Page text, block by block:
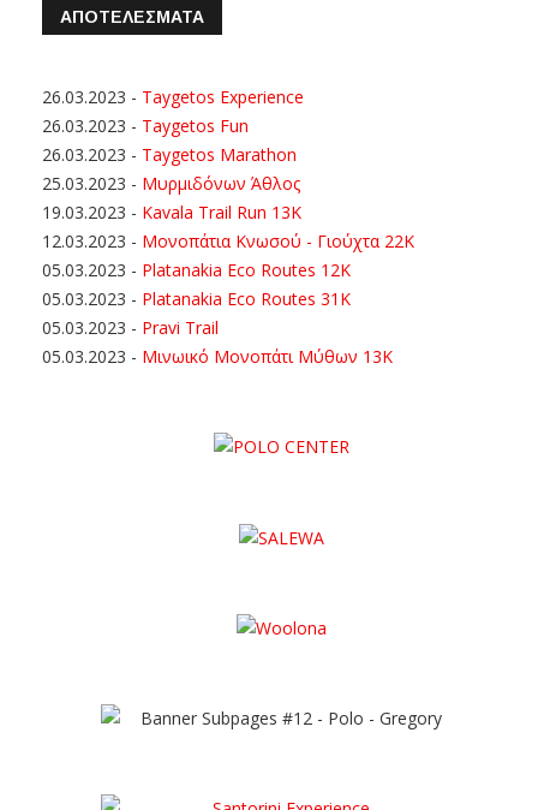
ΑΠΟΤΕΛΕΣΜΑΤΑ
26.03.2023 - Taygetos Experience
26.03.2023 - Taygetos Fun
26.03.2023 - Taygetos Marathon
25.03.2023 - Μυρμιδόνων Άθλος
19.03.2023 - Kavala Trail Run 13K
12.03.2023 - Μονοπάτια Κνωσού - Γιούχτα 22Κ
05.03.2023 - Platanakia Eco Routes 12K
05.03.2023 - Platanakia Eco Routes 31K
05.03.2023 - Pravi Trail
05.03.2023 - Μινωικό Μονοπάτι Μύθων 13Κ